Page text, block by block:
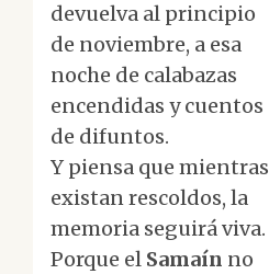
devuelva al principio
de noviembre, a esa
noche de calabazas
encendidas y cuentos
de difuntos.
Y piensa que mientras
existan rescoldos, la
memoria seguirá viva.
Porque el Samaín no